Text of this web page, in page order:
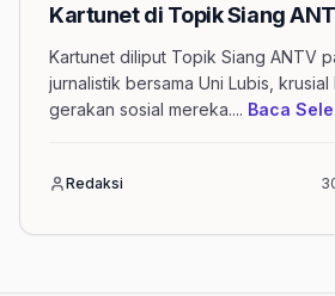
Kartunet di Topik Siang
Kartunet diliput Topik Siang ANTV
jurnalistik bersama Uni Lubis, krusial
gerakan sosial mereka.... Baca
Redaksi